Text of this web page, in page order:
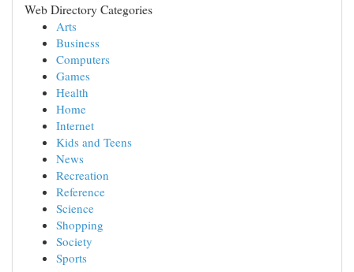
Web Directory Categories
Arts
Business
Computers
Games
Health
Home
Internet
Kids and Teens
News
Recreation
Reference
Science
Shopping
Society
Sports